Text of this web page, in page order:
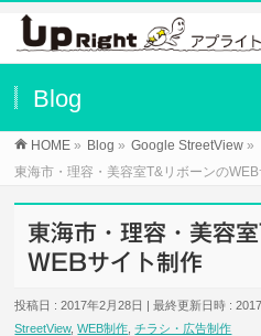
Blog
HOME » Blog » Google StreetView »
東海市・理容・美容室T&リボーンの
東海市・理容・美容
WEBサイト制作
投稿日 : 2017年2月28日 最終更新日時 :
StreetView,WEB制作 ,チラシ・広告制作